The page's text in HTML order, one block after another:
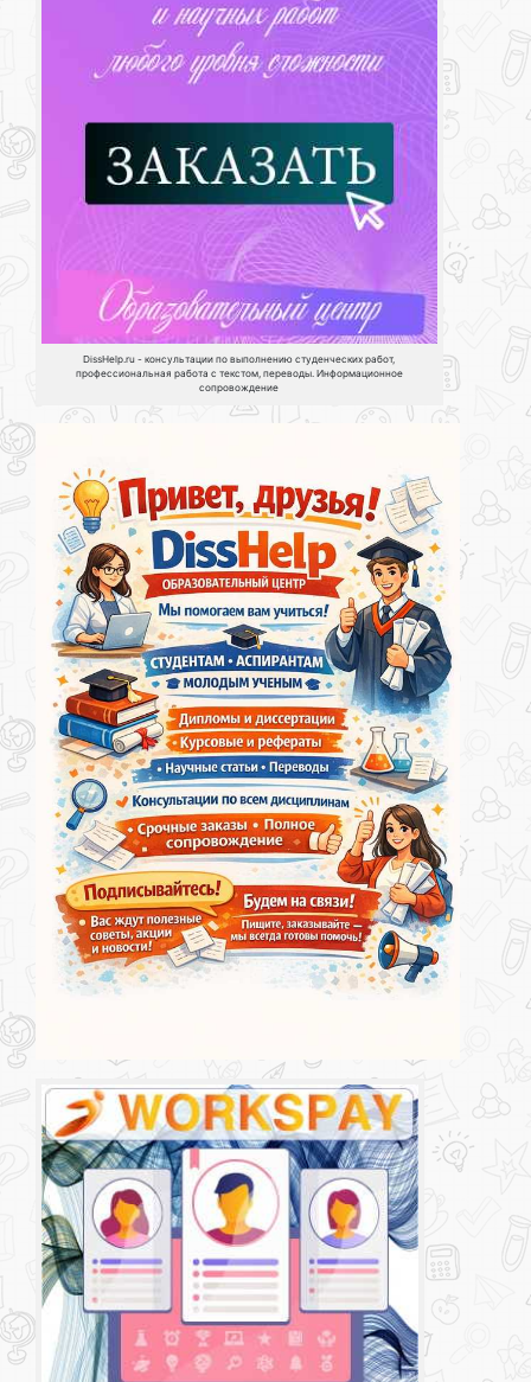
DissHelp.ru - консультации по выполнению студенческих работ,
профессиональная работа с текстом, переводы. Информационное
сопровождение